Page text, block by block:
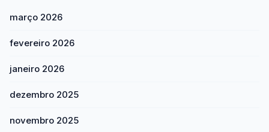
março 2026
fevereiro 2026
janeiro 2026
dezembro 2025
novembro 2025